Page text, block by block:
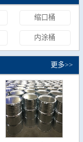
缩口桶
内涂桶
更多>>